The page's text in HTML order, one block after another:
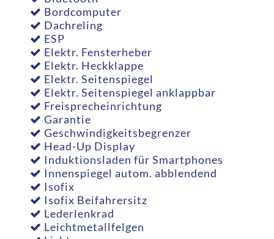
Bordcomputer
Dachreling
ESP
Elektr. Fensterheber
Elektr. Heckklappe
Elektr. Seitenspiegel
Elektr. Seitenspiegel anklappbar
Freisprecheinrichtung
Garantie
Geschwindigkeitsbegrenzer
Head-Up Display
Induktionsladen für Smartphones
Innenspiegel autom. abblendend
Isofix
Isofix Beifahrersitz
Lederlenkrad
Leichtmetallfelgen